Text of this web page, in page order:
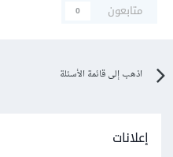
متابعون
0
اذهب إلى قائمة الأسئلة
إعلانات